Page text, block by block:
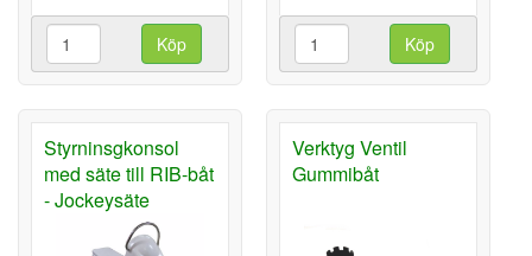
Köp Köp
Styrninsgkonsol
med säte till RIB-båt
- Jockeysäte
Verktyg Ventil
Gummibåt